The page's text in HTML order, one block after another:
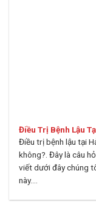
Điều Trị Bệnh Lậu
Điều trị bệnh lậu tại
không?. Đây là câu
viết dưới đây chúng
này....